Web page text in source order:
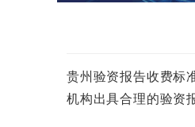
贵州验资报告收费标
机构出具合理的验资